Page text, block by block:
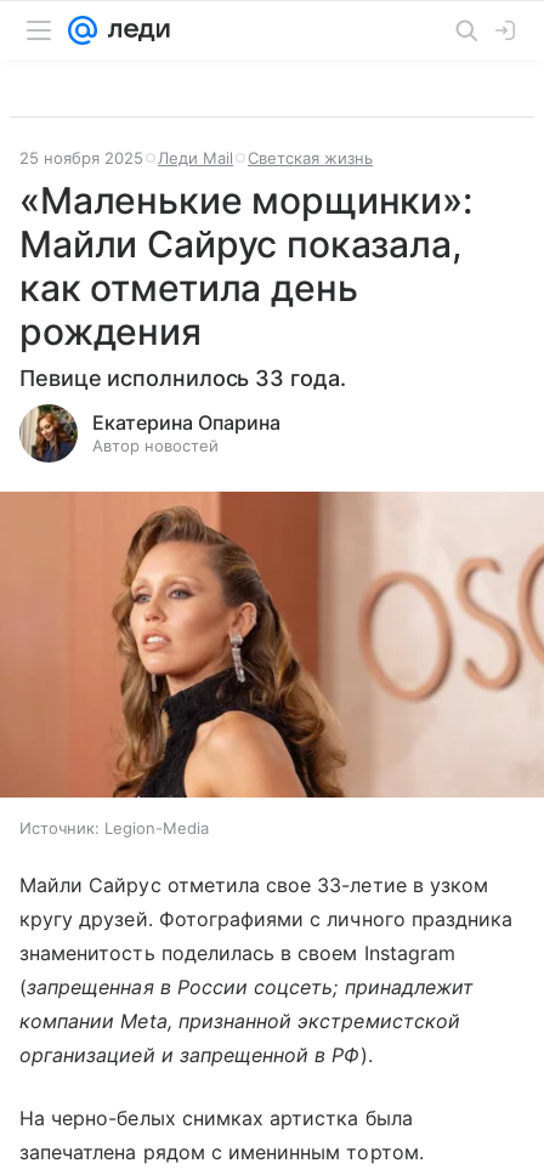
25 ноября 2025 Леди Mail Светская жизнь
«Маленькие морщинки»:
Майли Сайрус показала,
как отметила день
рождения
Певице исполнилось 33 года.
Екатерина Опарина
Автор новостей
Источник: Legion-Media
Майли Сайрус отметила свое 33-летие в узком
кругу друзей. Фотографиями с личного праздника
знаменитость поделилась в своем Instagram
(запрещенная в России соцсеть; принадлежит
компании Meta, признанной экстремистской
организацией и запрещенной в РФ).
На черно-белых снимках артистка была
запечатлена рядом с именинным тортом.